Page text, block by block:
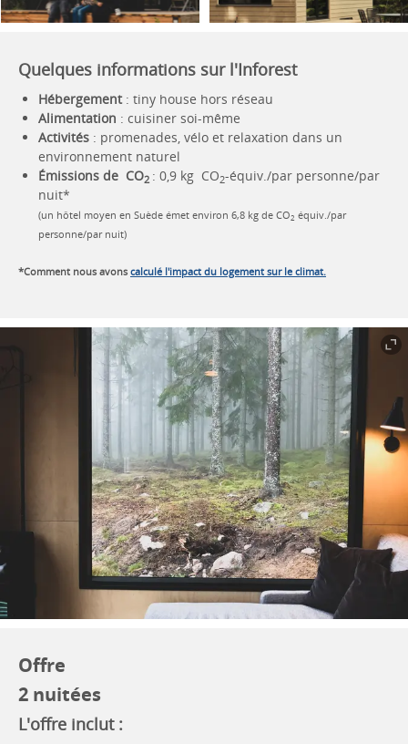
Quelques informations sur l'Inforest
Hébergement: tiny house hors réseau
Alimentation : cuisiner soi-même
Activités : promenades, vélo et relaxation dans un
environnement naturel
Émissions de CO2 : 0,9 kg CO2-équiv./par personne/par
nuit*
(un hôtel moyen en Suède émet environ 6,8 kg de CO2 équiv./par
personne/par nuit)
*Comment nous avons calculé l'impact du logement sur le climat.
Offre
2 nuitées
L'offre inclut :